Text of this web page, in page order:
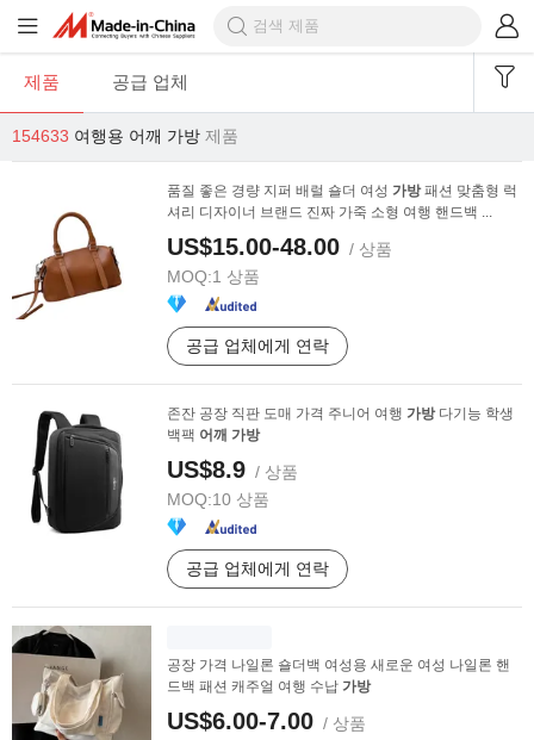
제품 공급 업체
154633 여행용 어깨 가방 제품
품질 좋은 경량 지퍼 배럴 숄더 여성 가방패션 맞춤형 럭
셔리 디자이너 브랜드 진짜 가죽 소형 여행 핸드백 ...
US$15.00-48.00 / 상품
MOQ:1 상품
공급 업체에게 연락
존잔 공장 직판 도매 가격 주니어 여행 가방다기능 학생
백팩 어깨 가방
US$8.9 / 상품
MOQ:10 상품
공급 업체에게 연락
공장 가격 나일론 숄더백 여성용 새로운 여성 나일론 핸
드백 패션 캐주얼 여행 수납 가방
US$6.00-7.00 / 상품